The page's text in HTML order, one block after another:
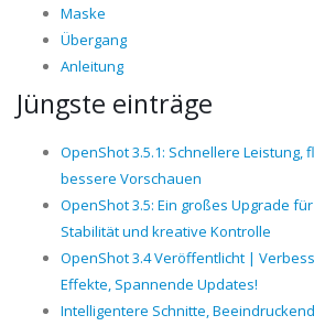
Maske
Übergang
Anleitung
Jüngste einträge
OpenShot 3.5.1: Schnellere
bessere Vorschauen
OpenShot 3.5: Ein großes Upgrade
Stabilität und kreative Kontrolle
OpenShot 3.4 Veröffentlicht |
Effekte, Spannende Updates!
Intelligentere Schnitte,